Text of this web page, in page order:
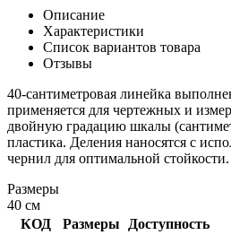
Описание
Характеристики
Список вариантов товара
Отзывы
40-сантиметровая линейка
применяется для чертежных и
двойную градацию шкалы
пластика. Деления наносятся с
чернил для оптимальной стойкости.
Размеры
40 см
КОД
Размеры Доступность